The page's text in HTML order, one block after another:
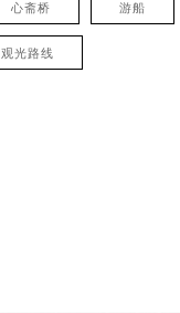
心斋桥 游船
观光路线